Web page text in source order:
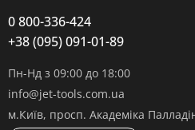
0 800-336-424
+38 (095) 091-01-89
Пн-Нд з 09:00 до 18:00
info@jet-tools.com.ua
м.Київ, просп. Академіка